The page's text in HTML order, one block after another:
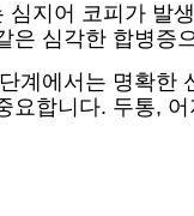
지어 코피가
은 심각한 합병증
계에서는 명확
합니다. 두통,